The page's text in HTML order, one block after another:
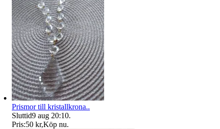
Prismor till kristallkrona..
Sluttid9 aug 20:10.
Pris:50 kr,Köp nu.